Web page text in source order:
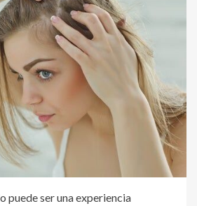
puede ser una experiencia